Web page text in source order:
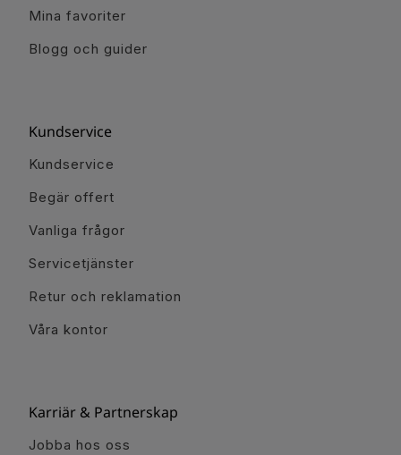
Mina favoriter
Blogg och guider
Kundservice
Kundservice
Begär offert
Vanliga frågor
Servicetjänster
Retur och reklamation
Våra kontor
Karriär & Partnerskap
Jobba hos oss